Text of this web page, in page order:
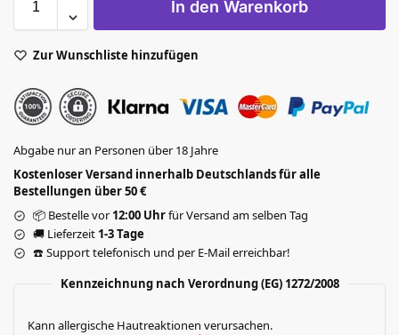
In den Warenkorb
Zur Wunschliste hinzufügen
Abgabe nur an Personen über 18 Jahre
Kostenloser Versand innerhalb Deutschlands für alle
Bestellungen über 50 €
📦 Bestelle vor12:00 Uhrfür Versand am selben Tag
🚚 Lieferzeit 1-3 Tage
☎️ Support telefonisch und per E-Mail erreichbar!
Kennzeichnung nach Verordnung (EG) 1272/2008
Kann allergische Hautreaktionen verursachen.